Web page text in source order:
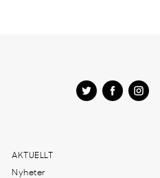
AKTUELLT
Nyheter